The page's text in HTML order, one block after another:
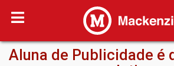
Aluna de Publicidade é